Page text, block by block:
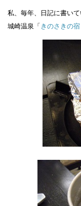
私、毎年、日記に書い
城崎温泉「 きのさきの